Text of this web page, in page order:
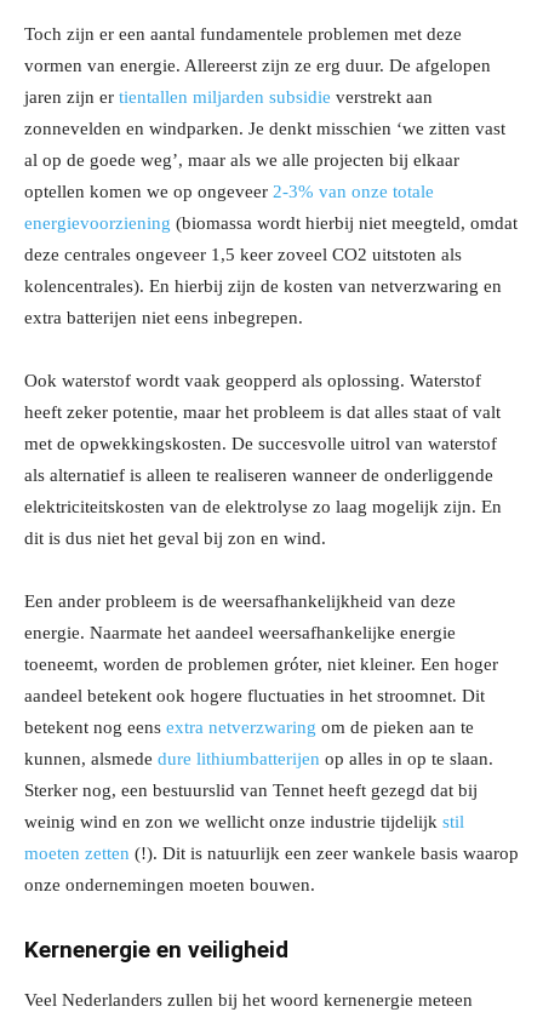
Toch zijn er een aantal fundamentele problemen met deze
vormen van energie. Allereerst zijn ze erg duur. De afgelopen
jaren zijn er tientallen miljarden subsidie verstrekt aan
zonnevelden en windparken. Je denkt misschien ‘we zitten vast
al op de goede weg’, maar als we alle projecten bij elkaar
optellen komen we op ongeveer 2-3% van onze totale
energievoorziening (biomassa wordt hierbij niet meegteld, omdat
deze centrales ongeveer 1,5 keer zoveel CO2 uitstoten als
kolencentrales). En hierbij zijn de kosten van netverzwaring en
extra batterijen niet eens inbegrepen.
Ook waterstof wordt vaak geopperd als oplossing. Waterstof
heeft zeker potentie, maar het probleem is dat alles staat of valt
met de opwekkingskosten. De succesvolle uitrol van waterstof
als alternatief is alleen te realiseren wanneer de onderliggende
elektriciteitskosten van de elektrolyse zo laag mogelijk zijn. En
dit is dus niet het geval bij zon en wind.
Een ander probleem is de weersafhankelijkheid van deze
energie. Naarmate het aandeel weersafhankelijke energie
toeneemt, worden de problemen gróter, niet kleiner. Een hoger
aandeel betekent ook hogere fluctuaties in het stroomnet. Dit
betekent nog eens extra netverzwaring om de pieken aan te
kunnen, alsmede dure lithiumbatterijen op alles in op te slaan.
Sterker nog, een bestuurslid van Tennet heeft gezegd dat bij
weinig wind en zon we wellicht onze industrie tijdelijk stil
moeten zetten (!). Dit is natuurlijk een zeer wankele basis waarop
onze ondernemingen moeten bouwen.
Kernenergie en veiligheid
Veel Nederlanders zullen bij het woord kernenergie meteen